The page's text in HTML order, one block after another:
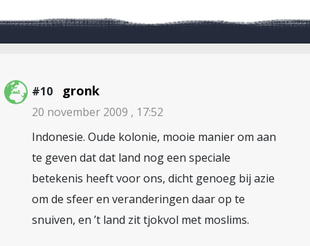
#10 gronk
20 november 2009 , 17:52
Indonesie. Oude kolonie, mooie manier om aan
te geven dat dat land nog een speciale
betekenis heeft voor ons, dicht genoeg bij azie
om de sfeer en veranderingen daar op te
snuiven, en ’t land zit tjokvol met moslims.